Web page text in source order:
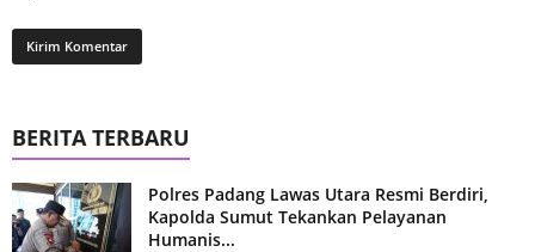
BERITA TERBARU
Polres Padang Lawas Utara Resmi Berdiri,
Kapolda Sumut Tekankan Pelayanan
Humanis...